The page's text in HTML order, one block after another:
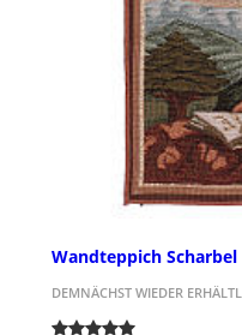
Wandteppich
DEMNÄCHST WIEDER